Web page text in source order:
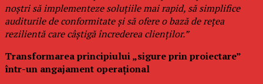
noștri să implementeze soluțiile mai rapid, să simplifice
auditurile de conformitate și să ofere o bază de rețea
rezilientă care câștigă încrederea clienților.”
Transformarea principiului „sigure prin proiectare”
într-un angajament operațional